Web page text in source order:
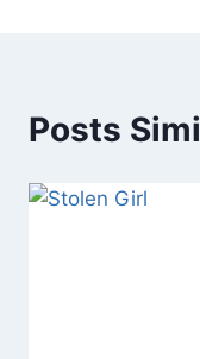
Posts